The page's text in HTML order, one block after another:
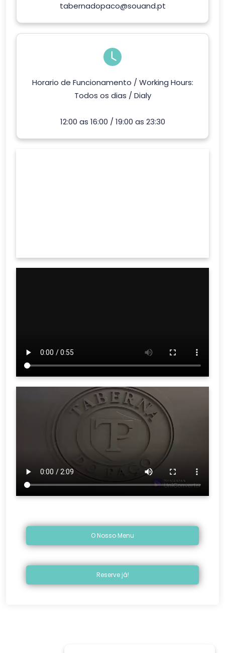
tabernadopaco@souand.pt
Horario de Funcionamento / Working Hours:
Todos os dias / Dialy
12:00 as 16:00 / 19:00 as 23:30
O Nosso Menu
Reserve já!